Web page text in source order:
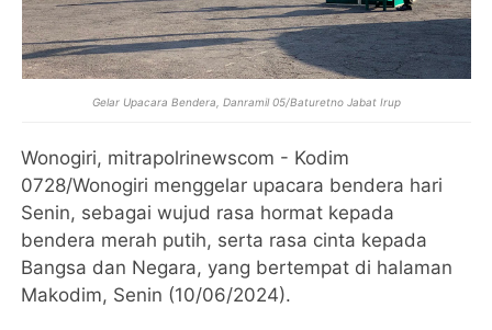
Gelar Upacara Bendera, Danramil 05/Baturetno Jabat Irup
Wonogiri, mitrapolrinewscom - Kodim
0728/Wonogiri menggelar upacara bendera hari
Senin, sebagai wujud rasa hormat kepada
bendera merah putih, serta rasa cinta kepada
Bangsa dan Negara, yang bertempat di halaman
Makodim, Senin (10/06/2024).